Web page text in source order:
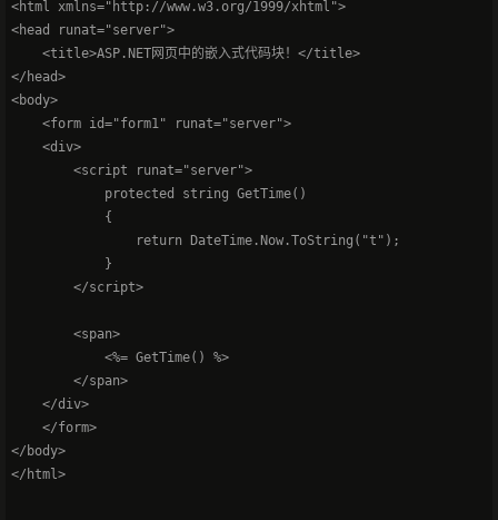
<html xmlns="http://www.w3.org/1999/xhtml">
<head runat="server">
    <title>ASP.NET网页中的嵌入式代码块！</title>
</head>
<body>
    <form id="form1" runat="server">
    <div>
        <script runat="server">
            protected string GetTime()
            {
                return DateTime.Now.ToString("t");
            }
        </script>
        <span>
            <%= GetTime() %>
        </span>
    </div>
    </form>
</body>